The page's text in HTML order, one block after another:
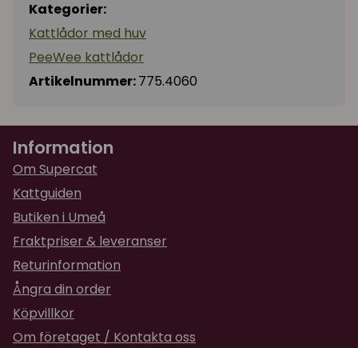
Kategorier:
Kattlådor med huv
PeeWee kattlådor
Artikelnummer:775.4060
Information
Om Supercat
Kattguiden
Butiken i Umeå
Fraktpriser & leveranser
Returinformation
Ångra din order
Köpvillkor
Om företaget / Kontakta oss